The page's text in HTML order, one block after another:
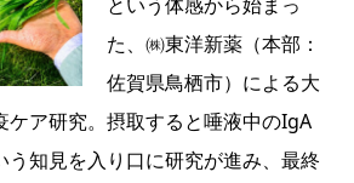
た、㈱東洋新薬（本部：
佐賀県鳥栖市）による大
ケア研究。摂取すると唾液中のIgA
う知見を入り口に研究が進み、最終